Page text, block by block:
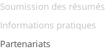
Soumission des résumés
Informations pratiques
Partenariats